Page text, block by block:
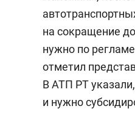
на сокращение
нужно по
отметил
В АТП РТ
и нужно
комфорта под Казанью